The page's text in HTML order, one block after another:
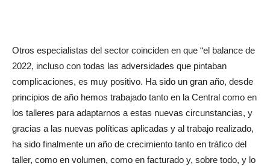
Otros especialistas del sector coinciden en que “el balance de
2022, incluso con todas las adversidades que pintaban
complicaciones, es muy positivo. Ha sido un gran año, desde
principios de año hemos trabajado tanto en la Central como en
los talleres para adaptarnos a estas nuevas circunstancias, y
gracias a las nuevas políticas aplicadas y al trabajo realizado,
ha sido finalmente un año de crecimiento tanto en tráfico del
taller, como en volumen, como en facturado y, sobre todo, y lo